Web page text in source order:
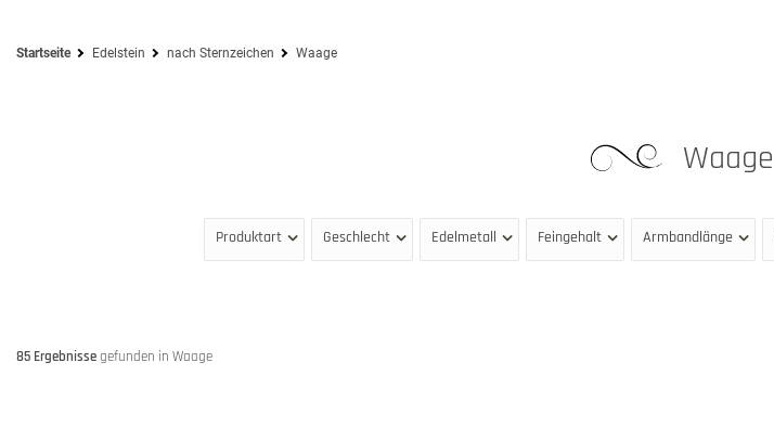
Startseite Edelstein nach Sternzeichen Waage
Waage
Produktart Geschlecht Edelmetall Feingehalt Armbandlänge
85 Ergebnisse gefunden in Waage